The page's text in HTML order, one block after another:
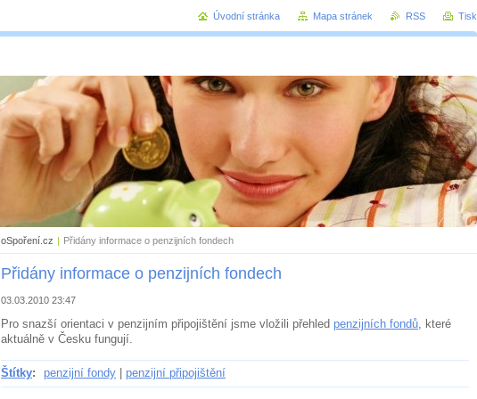
praktický průvodce spořením
oSpoření.cz | Přidány informace o penzijních fondech
Přidány informace o penzijních fondech
03.03.2010 23:47
Pro snazší orientaci v penzijním připojištění jsme vložili přehled penzijních fondů , které
aktuálně v Česku fungují.
Štítky: penzijní fondy penzijní připojištění
Úvodní stránka Mapa stránek RSS Tisk